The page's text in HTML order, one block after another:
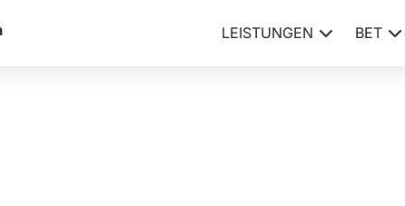
LEISTUNGEN BET